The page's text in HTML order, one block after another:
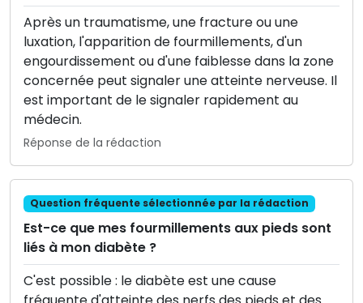
Après un traumatisme, une fracture ou une
luxation, l'apparition de fourmillements, d'un
engourdissement ou d'une faiblesse dans la zone
concernée peut signaler une atteinte nerveuse. Il
est important de le signaler rapidement au
médecin.
Réponse de la rédaction
Question fréquente sélectionnée par la rédaction
Est-ce que mes fourmillements aux pieds sont
liés à mon diabète ?
C'est possible : le diabète est une cause